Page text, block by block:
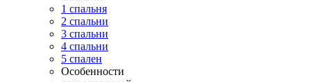
1 спальня
2 спальни
3 спальни
4 спальни
5 спален
Особенности